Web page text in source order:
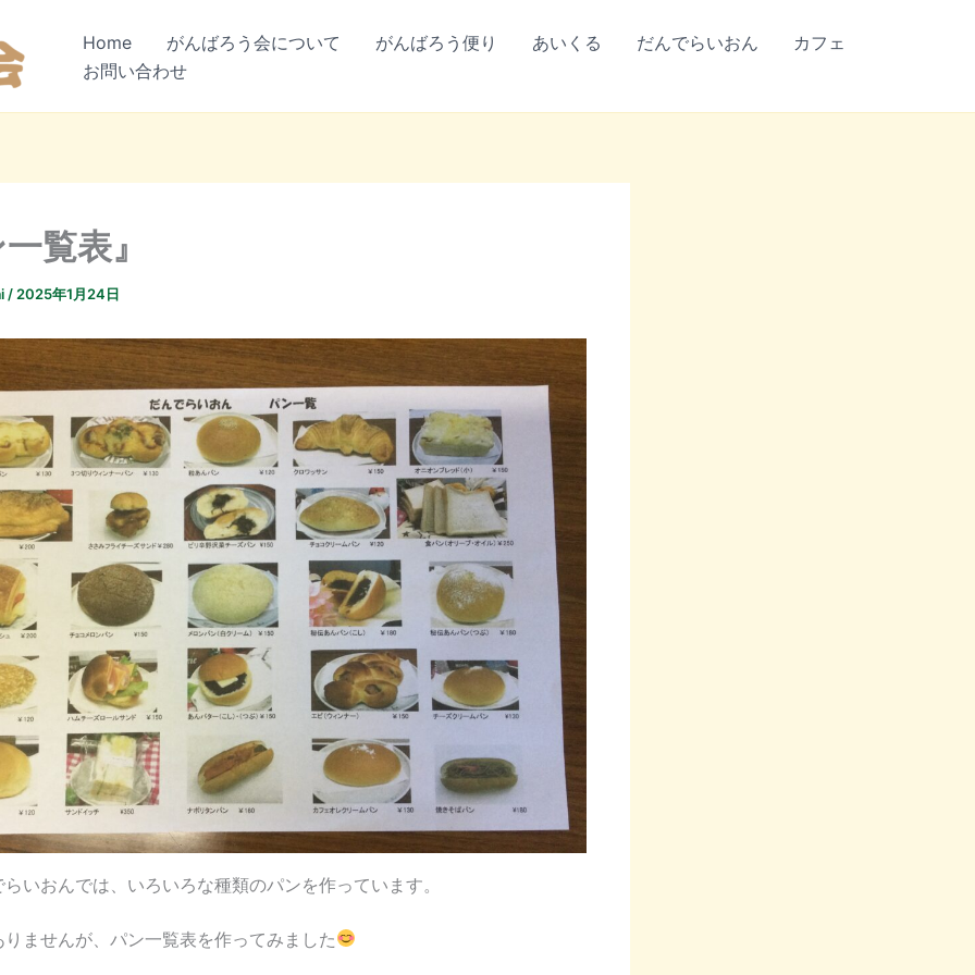
Home がんばろう会について がんばろう便り あいくる だんでらいおん
カフェ
お問い合わせ
覧表』
/ 2025年1月24日
いおんでは、いろいろな種類のパンを作っています。
ませんが、パン一覧表を作ってみました